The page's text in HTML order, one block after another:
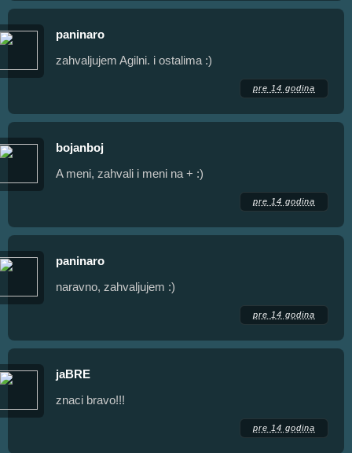
paninaro
zahvaljujem Agilni. i ostalima :)
pre 14 godina
bojanboj
A meni, zahvali i meni na + :)
pre 14 godina
paninaro
naravno, zahvaljujem :)
pre 14 godina
jaBRE
znaci bravo!!!
pre 14 godina